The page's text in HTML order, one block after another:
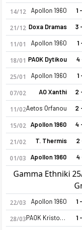
Apollon 1960 25-26
14/12 Apollon 1960 1
21/12 Doxa Dramas 3
11/01 Apollon 1960 1
18/01 PAOK Dytikou 4
25/01 Apollon 1960 1
07/02 AO Xanthi 2
11/02Aetos Orfanou 2
15/02 Apollon 1960 4
21/02 T. Thermis 2
01/03 Apollon 1960 4
Gamma Ethniki
22/03 Apollon 1960 1
28/03 PAOK Kristonis 1